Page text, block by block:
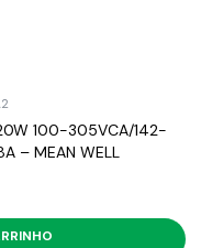
100-305VCA/142-
– MEAN WELL